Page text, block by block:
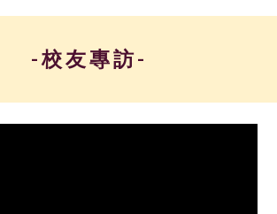
-校 友 專 訪 -